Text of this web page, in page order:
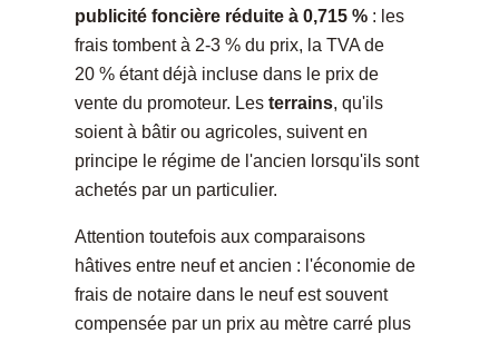
publicité foncière réduite à 0,715 % : les
frais tombent à 2-3 % du prix, la TVA de
20 % étant déjà incluse dans le prix de
vente du promoteur. Les terrains, qu'ils
soient à bâtir ou agricoles, suivent en
principe le régime de l'ancien lorsqu'ils sont
achetés par un particulier.
Attention toutefois aux comparaisons
hâtives entre neuf et ancien : l'économie de
frais de notaire dans le neuf est souvent
compensée par un prix au mètre carré plus